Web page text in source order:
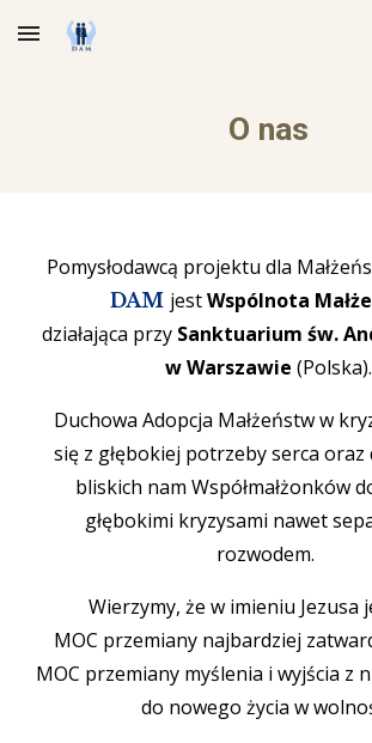
Skip to main content
O nas
Pomysłodawcą projektu dla
DAM jestWspólnota
działająca przy Sanktuarium św.
w Warszawie (Polska).
Duchowa Adopcja Małżeństw w
się z głębokiej potrzeby serca oraz
bliskich nam Współmałżonków
głębokimi kryzysami nawet
rozwodem.
Wierzymy, że w imieniu Jezusa
MOC przemiany najbardziej
MOC przemiany myślenia i wyjścia z
do nowego życia w